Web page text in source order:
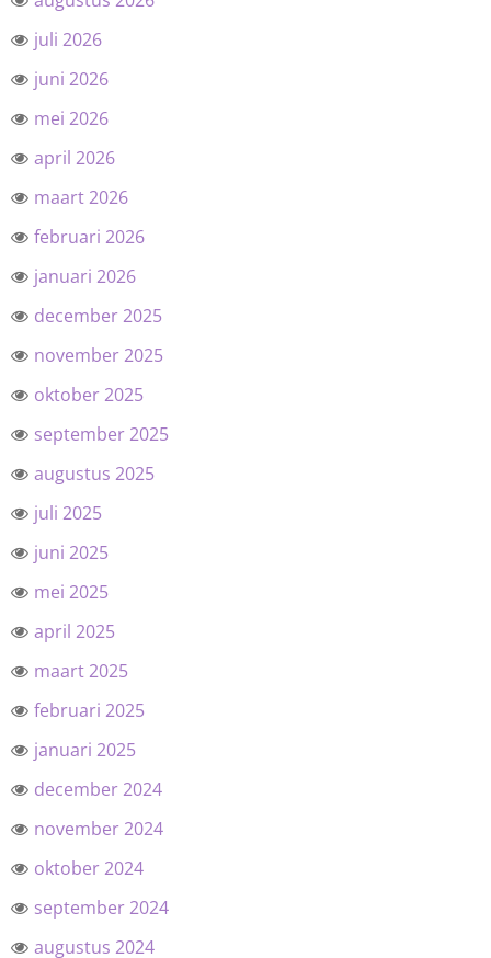
juli 2026
juni 2026
mei 2026
april 2026
maart 2026
februari 2026
januari 2026
december 2025
november 2025
oktober 2025
september 2025
augustus 2025
juli 2025
juni 2025
mei 2025
april 2025
maart 2025
februari 2025
januari 2025
december 2024
november 2024
oktober 2024
september 2024
augustus 2024